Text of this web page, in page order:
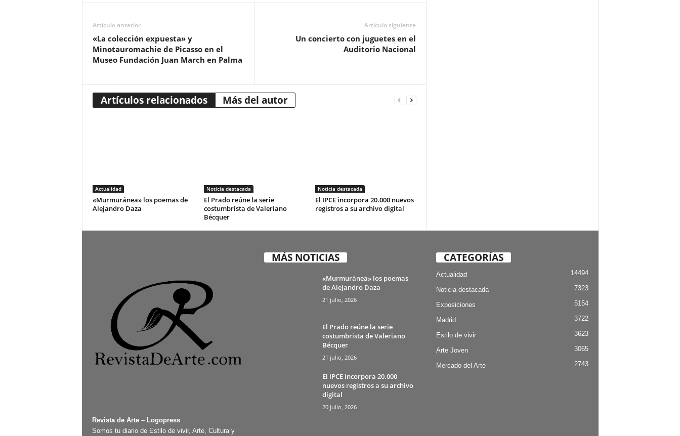
Artículo anterior
«La colección expuesta» y
Minotauromachie de Picasso en el
Museo Fundación Juan March en Palma
Artículo siguiente
Un concierto con juguetes en el
Auditorio Nacional
Artículos relacionados Más del autor
Actualidad
«Murmuránea» los poemas de
Alejandro Daza
Noticia destacada
El Prado reúne la serie
costumbrista de Valeriano
Bécquer
Noticia destacada
El IPCE incorpora 20.000 nuevos
registros a su archivo digital
Revista de Arte – Logopress
Somos tu diario de Estilo de vivir, Arte, Cultura y
MÁS NOTICIAS
«Murmuránea» los poemas
de Alejandro Daza
21 julio, 2026
El Prado reúne la serie
costumbrista de Valeriano
Bécquer
21 julio, 2026
El IPCE incorpora 20.000
nuevos registros a su archivo
digital
20 julio, 2026
CATEGORÍAS
Actualidad 14494
Noticia destacada 7323
Exposiciones 5154
Madrid 3722
Estilo de vivir 3623
Arte Joven 3065
Mercado del Arte 2743